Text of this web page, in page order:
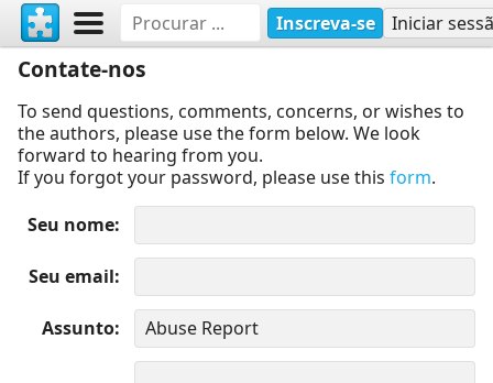
Inscreva-se Iniciar
Contate-nos
To send questions, comments, concerns, or wishes to
the authors, please use the form below. We look
forward to hearing from you.
If you forgot your password, please use this form.
Seu nome
Seu email
Assunto